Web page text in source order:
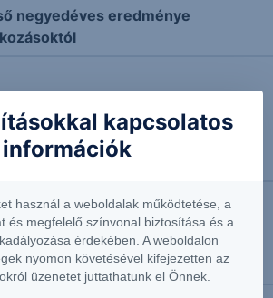
negyedéves eredménye
az iráni háború mellett az
és a leálló orosz
Express One Star EU Energy
kapcsolatos
információk
használ a weboldalak működtetése, a
és megfelelő színvonal biztosítása és a
érdekében. A weboldalon
nyomon követésével kifejezetten az
üzenetet juttathatunk el Önnek.